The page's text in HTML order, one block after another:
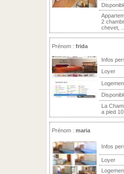
2
chevet,
Prénom : frida
Infos
Loyer
La
a pied
Prénom : maria
Infos
Loyer